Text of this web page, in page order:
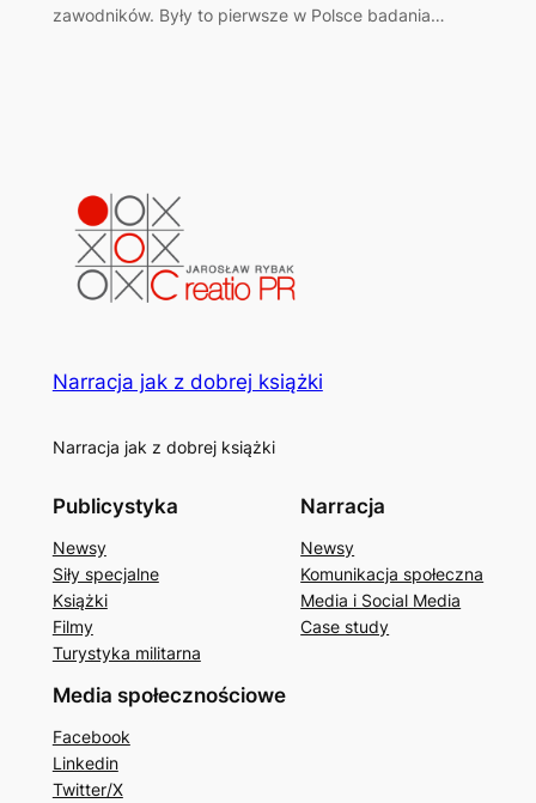
zawodników. Były to pierwsze w Polsce badania…
Narracja jak z dobrej książki
Narracja jak z dobrej książki
Publicystyka
Newsy
Siły specjalne
Książki
Filmy
Turystyka militarna
Narracja
Newsy
Komunikacja społeczna
Media i Social Media
Case study
Media społecznościowe
Facebook
Linkedin
Twitter/X